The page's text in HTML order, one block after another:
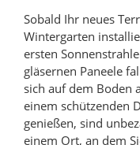
Sobald Ihr neues
Wintergarten
ersten
gläsernen Paneele
sich auf dem Boden
einem schützenden
genießen, sind
einem Ort, an dem